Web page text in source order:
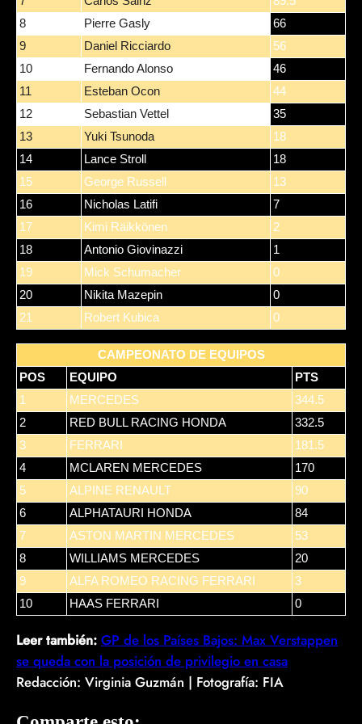
8
Pierre Gasly
66
9
Daniel Ricciardo
56
10
Fernando Alonso
46
11
Esteban Ocon
44
12
Sebastian Vettel
35
13
Yuki Tsunoda
18
14
Lance Stroll
18
15
George Russell
13
16
Nicholas Latifi
7
17
Kimi Räikkönen
2
18
Antonio Giovinazzi
1
19
Mick Schumacher
0
20
Nikita Mazepin
0
21
Robert Kubica 0
CAMPEONATO DE EQUIPOS
POS
EQUIPO
PTS
1
MERCEDES
344.5
2
RED BULL RACING HONDA
332.5
3
FERRARI
181.5
4
MCLAREN MERCEDES
170
5
ALPINE RENAULT
90
6
ALPHATAURI HONDA
84
7
ASTON MARTIN MERCEDES
53
8
WILLIAMS MERCEDES
20
9
ALFA ROMEO RACING FERRARI
3
10
HAAS FERRARI 0
Leer también: GP de los Países Bajos: Max Verstappen
se queda con la posición de privilegio en casa
Redacción: Virginia Guzmán | Fotografía: FIA